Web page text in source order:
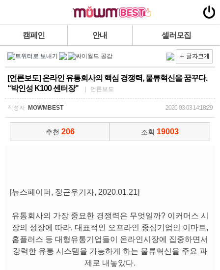
캠페인 안내 셀러모집
[언론보도] 온라인 유통회사의 핵심 경쟁력, 물류혁신을 꿈꾸다.
“박인성 K100 센터장"
| 언론보도
작성자 MOWMBEST 2020-03-03 14:18:29
추천 206 조회 19003
[뉴스페이퍼, 정근우기자, 2020.01.21]
유통회사의 가장 중요한 경쟁력은 무엇일까? 이커머스 시
장의 성장에 따라, 대표적인 오프라인 중심기업인 이마트,
홈플러스 등 대형유통기업들이 온라인시장에 집중하면서
강력한 유통 시스템을 가능하게 하는 물류혁신을 주요 과
제로 내놓았다.